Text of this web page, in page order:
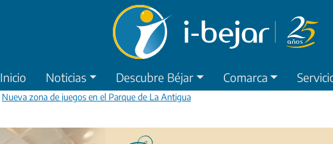
Inicio Noticias Descubre Béjar Comarca
Nueva zona de juegos en el Parque de La Antigua